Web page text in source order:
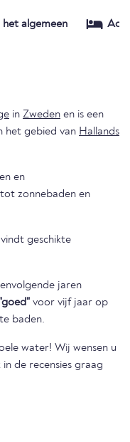
algemeen
in Zweden en is een
het gebied van Hallands
en
zonnebaden en
geschikte
jaren
voor vijf jaar op
baden.
water! Wij wensen u
de recensies graag